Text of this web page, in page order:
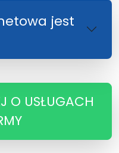
jest
O USŁUGACH